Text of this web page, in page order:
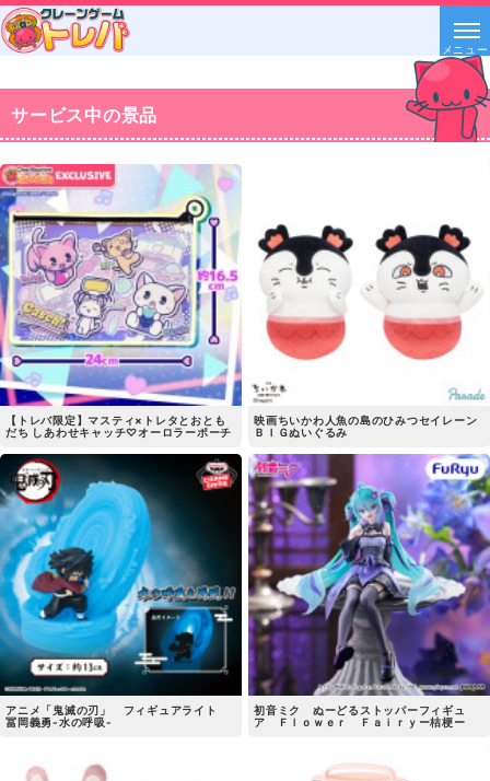
メニュー
サービス中の景品
【トレバ限定】マスティ×トレタとおとも
だち しあわせキャッチ♡オーロラーポーチ
映画ちいかわ人魚の島のひみつセイレーン
ＢＩＧぬいぐるみ
アニメ「鬼滅の刃」 フィギュアライト
冨岡義勇-水の呼吸-
初音ミク ぬーどるストッパーフィギュ
ア Ｆｌｏｗｅｒ Ｆａｉｒｙー桔梗ー